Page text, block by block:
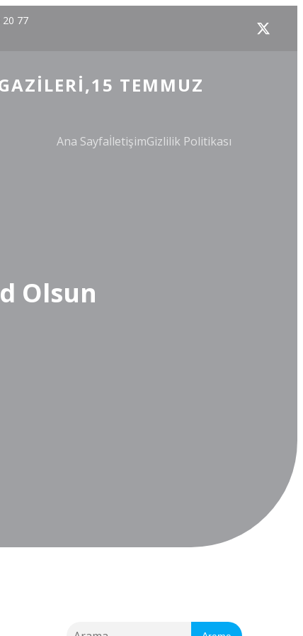
20 77
TEMMUZ
Ana SayfaİletişimGizlilik Politikası
Olsun